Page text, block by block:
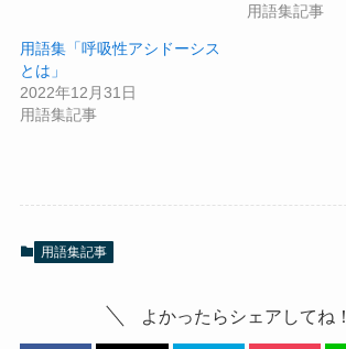
用語集記事
用語集「呼吸性アシドーシス
とは」
2022年12月31日
用語集記事
用語集記事
よかったらシェアしてね！